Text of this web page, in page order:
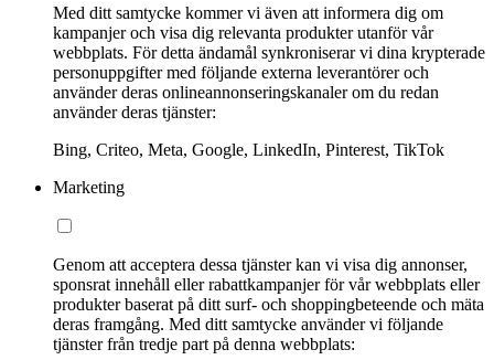
Med ditt samtycke kommer vi även att informera dig om
kampanjer och visa dig relevanta produkter utanför vår
webbplats. För detta ändamål synkroniserar vi dina krypterade
personuppgifter med följande externa leverantörer och
använder deras onlineannonseringskanaler om du redan
använder deras tjänster:
Bing, Criteo, Meta, Google, LinkedIn, Pinterest, TikTok
Marketing
Genom att acceptera dessa tjänster kan vi visa dig annonser,
sponsrat innehåll eller rabattkampanjer för vår webbplats eller
produkter baserat på ditt surf- och shoppingbeteende och mäta
deras framgång. Med ditt samtycke använder vi följande
tjänster från tredje part på denna webbplats: